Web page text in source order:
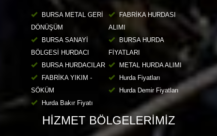
BURSA METAL GERİ
DÖNÜŞÜM
FABRİKA HURDASI
ALIMI
BURSA SANAYİ
BÖLGESİ HURDACI
BURSA HURDA
FİYATLARI
BURSA HURDACILAR
METAL HURDA ALIMI
FABRİKA YIKIM -
SÖKÜM
Hurda Fiyatları
Hurda Demir Fiyatları
Hurda Bakır Fiyatı
HİZMET BÖLGELERİMİZ